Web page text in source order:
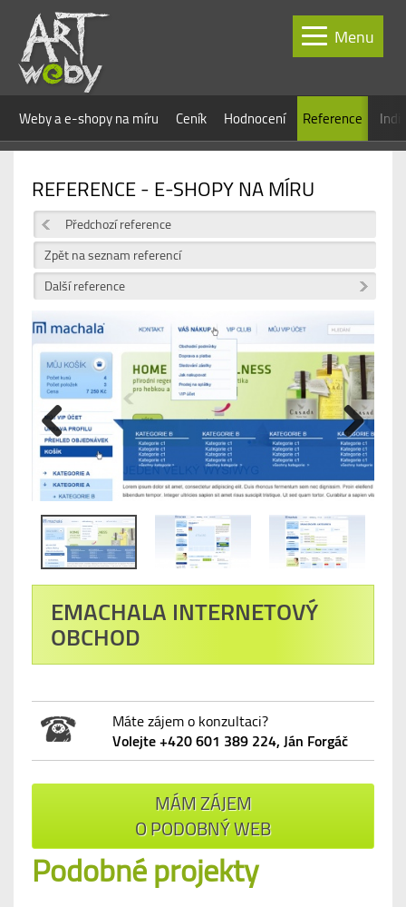
Menu
Weby a e-shopy na míru Ceník Hodnocení Reference
REFERENCE - E-SHOPY NA MÍRU
Předchozí reference
Zpět na seznam referencí
Další reference
Previous Next
EMACHALA INTERNETOVÝ
OBCHOD
Máte zájem o konzultaci?
Volejte +420 601 389 224, Ján Forgáč
MÁM ZÁJEM
O PODOBNÝ WEB
Podobné projekty